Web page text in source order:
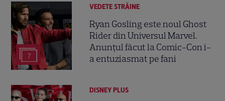
7
VEDETE STRĂINE
Ryan Gosling este noul Ghost
Rider din Universul Marvel.
Anunțul făcut la Comic-Con i-
a entuziasmat pe fani
DISNEY PLUS